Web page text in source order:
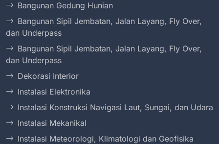
Bangunan Gedung Hunian
Bangunan Sipil Jembatan, Jalan Layang, Fly Over,
dan Underpass
Bangunan Sipil Jembatan, Jalan Layang, Fly Over,
dan Underpass
Dekorasi Interior
Instalasi Elektronika
Instalasi Konstruksi Navigasi Laut, Sungai, dan Udara
Instalasi Mekanikal
Instalasi Meteorologi, Klimatologi dan Geofisika